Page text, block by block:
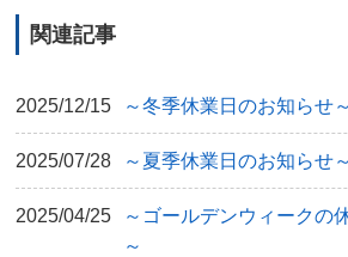
関連記事
2025/12/15 ～冬季休業日のお知らせ～
2025/07/28 ～夏季休業日のお知らせ～
2025/04/25
～ゴールデンウィークの
～